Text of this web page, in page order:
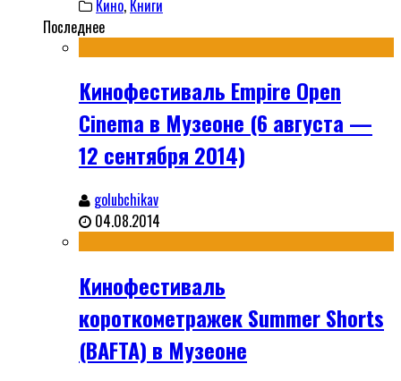
Кино, Книги
Последнее
Кинофестиваль Empire Open
Cinema в Музеоне (6 августа —
12 сентября 2014)
golubchikav
04.08.2014
Кинофестиваль
короткометражек Summer Shorts
(BAFTA) в Музеоне